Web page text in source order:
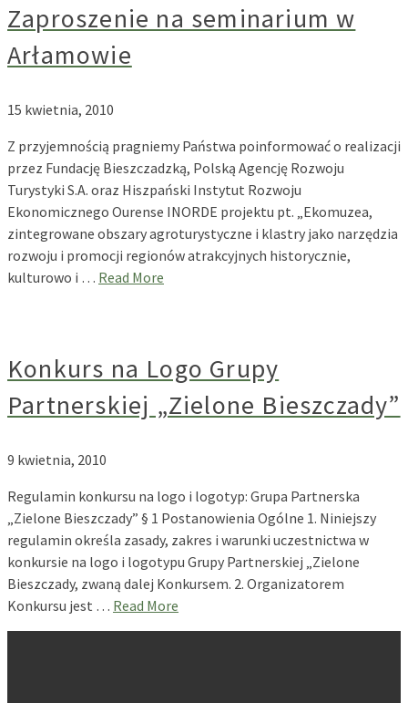
Zaproszenie na seminarium w
Arłamowie
15 kwietnia, 2010
Z przyjemnością pragniemy Państwa poinformować o realizacji
przez Fundację Bieszczadzką, Polską Agencję Rozwoju
Turystyki S.A. oraz Hiszpański Instytut Rozwoju
Ekonomicznego Ourense INORDE projektu pt. „Ekomuzea,
zintegrowane obszary agroturystyczne i klastry jako narzędzia
rozwoju i promocji regionów atrakcyjnych historycznie,
kulturowo i … Read More
Konkurs na Logo Grupy
Partnerskiej „Zielone Bieszczady”
9 kwietnia, 2010
Regulamin konkursu na logo i logotyp: Grupa Partnerska
„Zielone Bieszczady” § 1 Postanowienia Ogólne 1. Niniejszy
regulamin określa zasady, zakres i warunki uczestnictwa w
konkursie na logo i logotypu Grupy Partnerskiej „Zielone
Bieszczady, zwaną dalej Konkursem. 2. Organizatorem
Konkursu jest … Read More